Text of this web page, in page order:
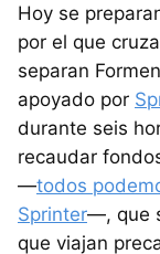
Hoy se
por el que
separan
apoyado por
durante seis
recaudar
—todos
Sprinter—, que
que viajan